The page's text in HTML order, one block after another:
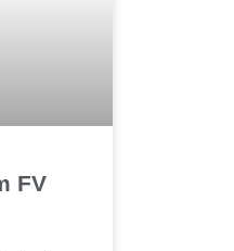
FV